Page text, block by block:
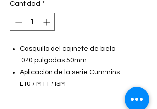
Cantidad *
Casquillo del cojinete de biela
.020 pulgadas 50mm
Aplicación de la serie Cummins
L10 / M11 / ISM